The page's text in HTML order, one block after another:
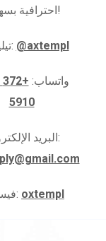
احترافية بسهولة!
تيليجرام: @axtempl
واتساب:
5910
البريد الإلكتروني:
فيسبوك: oxtempl